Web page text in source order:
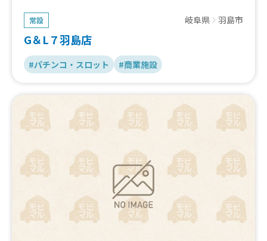
常設 岐阜県 羽島市
G＆L７羽島店
#パチンコ・スロット #商業施設